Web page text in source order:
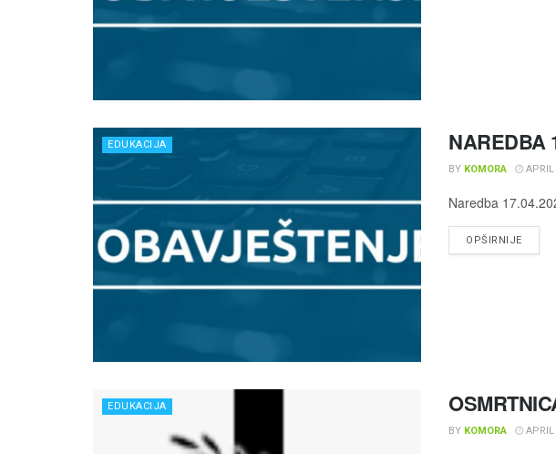
EDUKACIJA NAREDBA
BY KOMORA
Naredba
OPŠIRNIJE
EDUKACIJA
BY KOMORA